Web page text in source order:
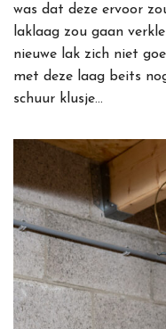
was dat deze ervoor
laklaag zou gaan
nieuwe lak zich niet
met deze laag beits
schuur klusje…